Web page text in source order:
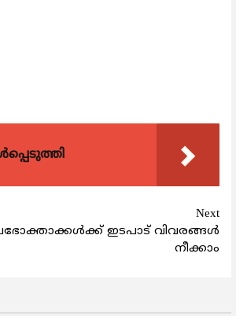
Next
ഇടപാട് വിവരങ്ങള്‍
നീക്കാം